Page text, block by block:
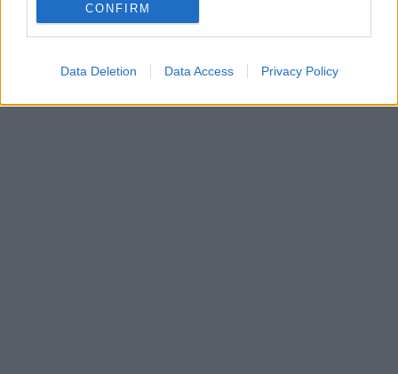
CONFIRM
Data Deletion Data Access Privacy Policy